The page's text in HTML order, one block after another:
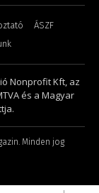
ÁSZF
Nonprofit Kft, az
és a Magyar
Minden jog